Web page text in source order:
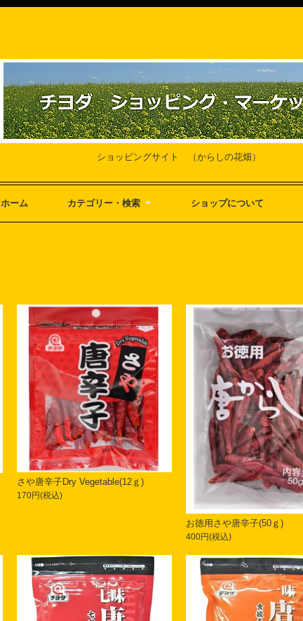
ショッピングサイト （からしの花畑）
ホーム カテゴリー・検索 ショップについて
さや唐辛子Dry Vegetable(12ｇ)
170円(税込)
お徳用さや唐辛子(50ｇ)
400円(税込)